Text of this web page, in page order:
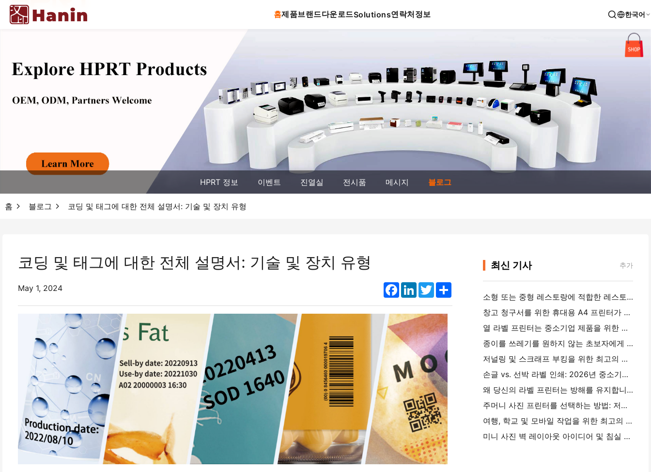
홈제품브랜드다운로드Solutions연락처 정보 한국어
HPRT 정보 이벤트 진열실 전시품 메시지 블로그
홈 블로그 코딩 및 태그에 대한 전체 설명서: 기술 및 장치 유형
코딩 및 태그에 대한 전체 설명서: 기술 및 장치 유형
May 1, 2024 Facebook
LinkedInTwitterShare
최신 기사 추가
소형 또는 중형 레스토랑에 적합한 레스토랑 소프트웨어를 선택하는 방법
창고 청구서를 위한 휴대용 A4 프린터가 필요합니까?실제로 작동하는 것
열 라벨 프린터는 중소기업 제품을 위한 방수 라벨을 만들 수 있습니까?
종이를 쓰레기를 원하지 않는 초보자에게 최고의 인스턴트 카메라
저널링 및 스크래프 부킹을 위한 최고의 색상 라벨 메이커: 모든 페이지에 더 많은 색상을 추가
손글 vs. 선박 라벨 인쇄: 2026년 중소기업을 위한 팁
왜 당신의 라벨 프린터는 방해를 유지합니까?
주머니 사진 프린터를 선택하는 방법: 저널링, 여행 및 iPhone 사용자를 위한 완전한 가이드
여행, 학교 및 모바일 작업을 위한 최고의 잉크리스 휴대용 프린터: Hanin MT620 Pro 리뷰
미니 사진 벽 레이아웃 아이디어 및 침실 및 기숙사 장식에 대한 팁